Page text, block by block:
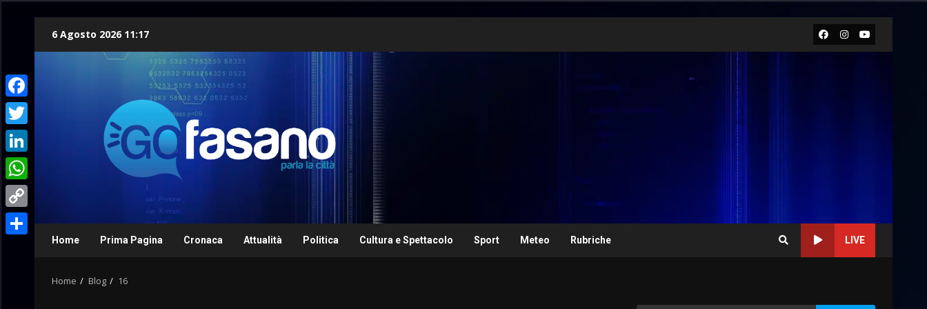
6 Agosto 2026 11:17 Facebook
Instagram
Youtube
Home Prima Pagina Cronaca Attualità Politica Cultura e Spettacolo Sport Meteo Rubriche LIVE
Home Blog 16
Facebook
Twitter
LinkedIn
WhatsApp
Copy